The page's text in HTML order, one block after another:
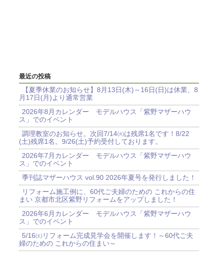
最近の投稿
【夏季休業のお知らせ】8月13日(木)～16日(日)は休業、8
月17日(月)より通常営業
2026年8月カレンダー モデルハウス「紫野マザーハウ
ス」でのイベント
調理教室のお知らせ。次回7/14㈫は残席1名です！8/22
(土)残席1名。9/26(土)予約受付しております。
2026年7月カレンダー モデルハウス「紫野マザーハウ
ス」でのイベント
季刊誌マザーハウス vol.90 2026年夏号を発行しました！
リフォーム施工例に、60代ご夫婦のための これからの住
まい 京都市北区紫野リフォームをアップしました！
2026年6月カレンダー モデルハウス「紫野マザーハウ
ス」でのイベント
5/16㈯リフォーム完成見学会を開催します！～60代ご夫
婦のための これからの住まい～